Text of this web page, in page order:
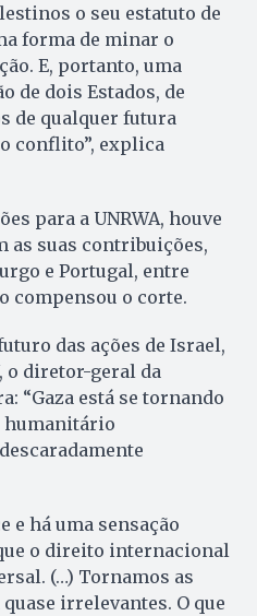
o seu estatuto de
forma de minar o
E, portanto, uma
de dois Estados, de
de qualquer futura
conflito”, explica
para a UNRWA, houve
as suas contribuições,
e Portugal, entre
compensou o corte.
das ações de Israel,
o diretor-geral da
“Gaza está se tornando
humanitário
e há uma sensação
o direito internacional
(…) Tornamos as
irrelevantes. O que